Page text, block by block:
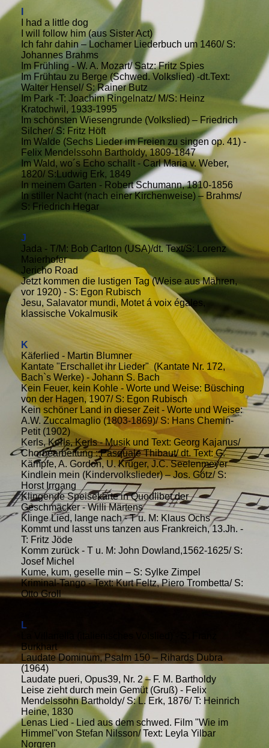
I had a little dog
I will follow him (aus Sister Act)
Ich fahr dahin – Lochamer Liederbuch um 1460/ S:
Johannes Brahms
Im Frühling - W. A. Mozart/ Satz: Fritz Spies
Im Frühtau zu Berge (Schwed. Volkslied) -dt.Text:
Walter Hensel/ S: Rainer Butz
Im Park -T: Joachim Ringelnatz/ M/S: Heinz
Kratochwil, 1933-1995
Im schönsten Wiesengrunde (Volkslied) – Friedrich
Silcher/ S: Fritz Höft
Im Walde (Sechs Lieder im Freien zu singen op. 41) -
Felix Mendelssohn Bartholdy, 1809-1847
Im Wald, wo´s Echo schallt - Carl Maria v. Weber,
1820/ S:Ludwig Erk, 1849
In meinem Garten - Robert Schumann, 1810-1856
In stiller Nacht (nach einer Kirchenweise) – Brahms/
S: Friedrich Hegar
J
Jada - T/M: Bob Carlton (USA)/dt. Text/S: Lorenz
Maierhofer
Jericho Road
Jetzt kommen die lustigen Tag (Weise aus Mähren,
vor 1920) - S: Egon Rubisch
Jesu, Salavator mundi, Motet á voix égales,
klassische Vokalmusik
K
Käferlied - Martin Blumner
Kantate "Erschallet ihr Lieder" (Kantate Nr. 172,
Bach`s Werke) - Johann S. Bach
Kein Feuer, kein Kohle - Worte und Weise: Büsching
von der Hagen, 1907/ S: Egon Rubisch
Kein schöner Land in dieser Zeit - Worte und Weise:
A.W. Zuccalmaglio (1803-1869)/ S: Hans Chemin-
Petit (1902)
Kerls, Kerls, Kerls - Musik und Text: Georg Kajanus/
Chorbearbeitung : Pasquale Thibaut/ dt. Text: G.
Kämpfe, A. Gordon, U. Krüger, J.C. Seelenmeyer
Kindlein mein (Kindervolkslieder) – Jos. Götz/ S:
Horst Irrgang
Klingende Speisekarte in Quodlibet der
Geschmäcker - Willi Märtens
Klinge Lied, lange nach - T u. M: Klaus Ochs
Kommt und lasst uns tanzen aus Frankreich, 13.Jh. -
T: Fritz Jöde
Komm zurück - T u. M: John Dowland,1562-1625/ S:
Josef Michel
Kume, kum, geselle min – S: Sylke Zimpel
Kriminal-Tango - Text: Kurt Feltz, Piero Trombetta/ S:
Otto Groll
L
Burkhart
Laudate Dominum, Psalm 150 – Rihards Dubra
(1964)
Laudate pueri, Opus39, Nr. 2 – F. M. Bartholdy
Leise zieht durch mein Gemüt (Gruß) - Felix
Mendelssohn Bartholdy/ S: L. Erk, 1876/ T: Heinrich
Heine, 1830
Lenas Lied - Lied aus dem schwed. Film "Wie im
Himmel"von Stefan Nilsson/ Text: Leyla Yilbar
Norgren